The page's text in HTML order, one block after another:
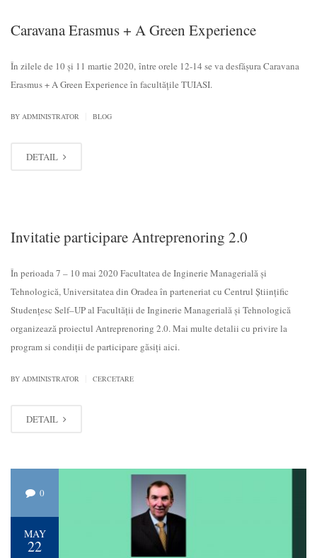
Caravana Erasmus + A Green Experience
În zilele de 10 și 11 martie 2020, între orele 12-14 se va desfășura Caravana
Erasmus + A Green Experience în facultățile TUIASI.
BY ADMINISTRATOR BLOG
DETAIL
Invitatie participare Antreprenoring 2.0
În perioada 7 – 10 mai 2020 Facultatea de Inginerie Managerială și
Tehnologică, Universitatea din Oradea în parteneriat cu Centrul Științific
Studențesc Self–UP al Facultății de Inginerie Managerială și Tehnologică
organizează proiectul Antreprenoring 2.0. Mai multe detalii cu privire la
program si condiții de participare găsiți aici.
BY ADMINISTRATOR CERCETARE
DETAIL
0
MAY
22